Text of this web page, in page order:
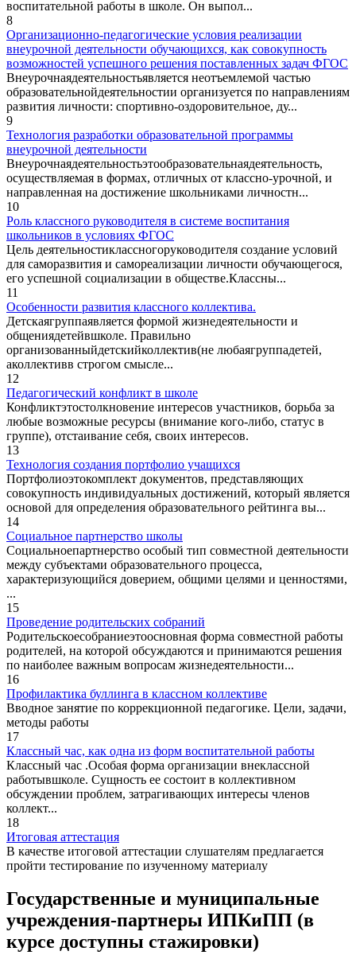
воспитательной работы в школе. Он выпол...
8
Организационно-педагогические условия реализации
внеурочной деятельности обучающихся, как совокупность
возможностей успешного решения поставленных задач ФГОС
Внеурочнаядеятельностьявляется неотъемлемой частью
образовательнойдеятельностии организуется по направлениям
развития личности: спортивно-оздоровительное, ду...
9
Технология разработки образовательной программы
внеурочной деятельности
Внеурочнаядеятельностьэтообразовательнаядеятельность,
осуществляемая в формах, отличных от классно-урочной, и
направленная на достижение школьниками личностн...
10
Роль классного руководителя в системе воспитания
школьников в условиях ФГОС
Цель деятельностиклассногоруководителя создание условий
для саморазвития и самореализации личности обучающегося,
его успешной социализации в обществе.Классны...
11
Особенности развития классного коллектива.
Детскаягруппаявляется формой жизнедеятельности и
общениядетейвшколе. Правильно
организованныйдетскийколлектив(не любаягруппадетей,
аколлективв строгом смысле...
12
Педагогический конфликт в школе
Конфликтэтостолкновение интересов участников, борьба за
любые возможные ресурсы (внимание кого-либо, статус в
группе), отстаивание себя, своих интересов.
13
Технология создания портфолио учащихся
Портфолиоэтокомплект документов, представляющих
совокупность индивидуальных достижений, который является
основой для определения образовательного рейтинга вы...
14
Социальное партнерство школы
Социальноепартнерство особый тип совместной деятельности
между субъектами образовательного процесса,
характеризующийся доверием, общими целями и ценностями,
...
15
Проведение родительских собраний
Родительскоесобраниеэтоосновная форма совместной работы
родителей, на которой обсуждаются и принимаются решения
по наиболее важным вопросам жизнедеятельности...
16
Профилактика буллинга в классном коллективе
Вводное занятие по коррекционной педагогике. Цели, задачи,
методы работы
17
Классный час, как одна из форм воспитательной работы
Классный час .Особая форма организации внеклассной
работывшколе. Сущность ее состоит в коллективном
обсуждении проблем, затрагивающих интересы членов
коллект...
18
Итоговая аттестация
В качестве итоговой аттестации слушателям предлагается
пройти тестирование по изученному материалу
Государственные и муниципальные
учреждения-партнеры ИПКиПП (в
курсе доступны стажировки)